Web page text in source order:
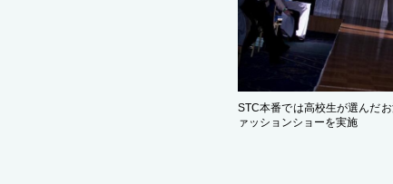
STC本番では高校生が選んだ
ァッションショーを実施